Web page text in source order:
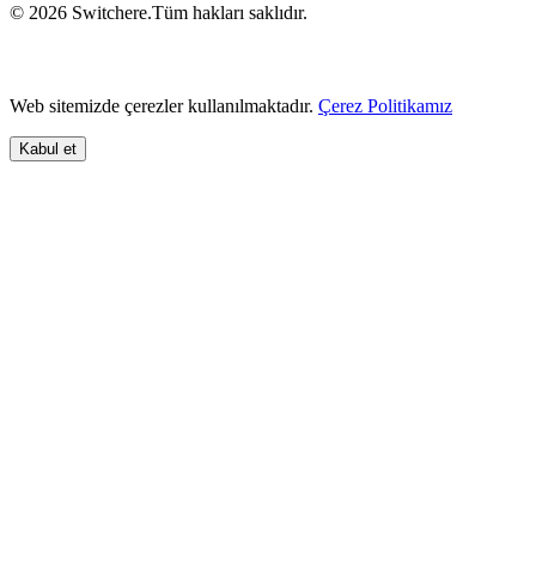
© 2026 Switchere.Tüm hakları saklıdır.
Web sitemizde çerezler kullanılmaktadır. Çerez Politikamız
Kabul et